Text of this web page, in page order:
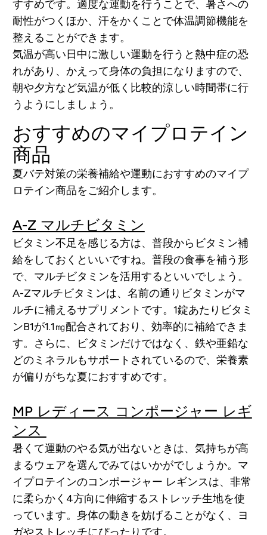
すすめです。適度な運動を行うことで、暑さへの
耐性がつくほか、汗をかくことで体温調節機能を
整えることができます。
気温が高い日中に激しい運動を行うと熱中症の恐
れがあり、かえって身体の負担になりますので、
朝や夕方など気温が低く比較的涼しい時間帯に行
うようにしましょう。
おすすめのマイプロテイン
商品
夏バテ対策の栄養補給や運動におすすめのマイプ
ロテイン商品をご紹介します。
A-Z マルチビタミン
ビタミン不足を感じる方は、普段からビタミン補
給をしておくといいですね。普段の食事を補う形
で、マルチビタミンを活用するといいでしょう。
A-Zマルチビタミンは、名前の通りビタミンがマ
ルチに補えるサプリメントです。1錠あたりビタミ
ンB1が1.1㎎配合されており、効率的に補給できま
す。さらに、ビタミンだけではなく、鉄や亜鉛な
どのミネラルもサポートされているので、栄養素
が偏りがちな夏におすすめです。
MP レディース コンポージャー レギ
ンス
暑くて運動のやる気が出ないときは、気持ちが高
まるウェアを選んでみてはいかがでしょうか。マ
イプロテインのコンポージャー レギンスは、非常
に柔らかく4方向に伸縮するストレッチ生地を使
っています。身体の動きを妨げることがなく、ヨ
ガやストレッチにぴったりです。